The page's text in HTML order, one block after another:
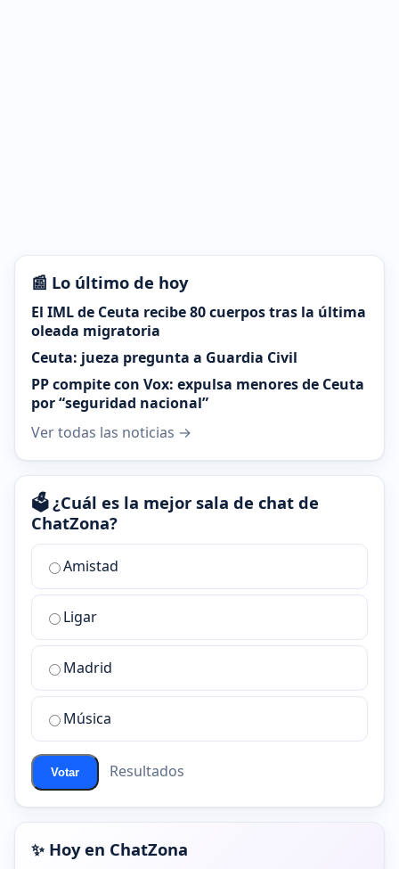
📰 Lo último de hoy
El IML de Ceuta recibe 80 cuerpos tras la última
oleada migratoria
Ceuta: jueza pregunta a Guardia Civil
PP compite con Vox: expulsa menores de Ceuta
por “seguridad nacional”
Ver todas las noticias →
🗳️ ¿Cuál es la mejor sala de chat de
ChatZona?
¿Cuál
la
mejor
sala
chat
ChatZona?
Amistad
Ligar
Madrid
Música
Votar Resultados
✨ Hoy en ChatZona